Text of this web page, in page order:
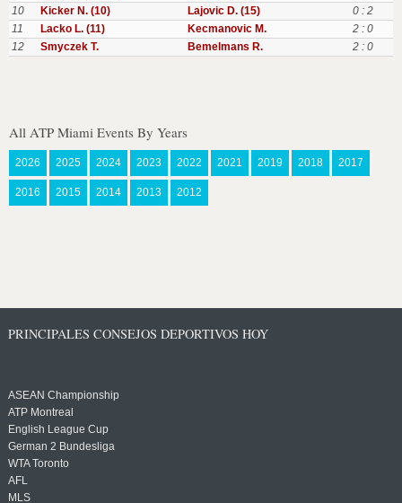
10
Kicker N. (10) Lajovic D. (15)
0 : 2
11
Lacko L. (11) Kecmanovic M.
2 : 0
12
Smyczek T. Bemelmans R. 2 : 0
All ATP Miami Events By Years
2026 2025 2024 2023 2022 2021 2019 2018 2017
2016 2015 2014 2013 2012
PRINCIPALES CONSEJOS DEPORTIVOS HOY
ASEAN Championship
ATP Montreal
English League Cup
German 2 Bundesliga
WTA Toronto
AFL
MLS